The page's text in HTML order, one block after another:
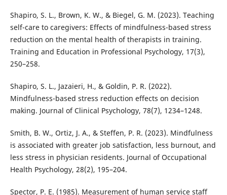
Shapiro, S. L., Brown, K. W., & Biegel, G. M. (2023). Teaching
self-care to caregivers: Effects of mindfulness-based stress
reduction on the mental health of therapists in training.
Training and Education in Professional Psychology, 17(3),
250–258.
Shapiro, S. L., Jazaieri, H., & Goldin, P. R. (2022).
Mindfulness-based stress reduction effects on decision
making. Journal of Clinical Psychology, 78(7), 1234–1248.
Smith, B. W., Ortiz, J. A., & Steffen, P. R. (2023). Mindfulness
is associated with greater job satisfaction, less burnout, and
less stress in physician residents. Journal of Occupational
Health Psychology, 28(2), 195–204.
Spector, P. E. (1985). Measurement of human service staff